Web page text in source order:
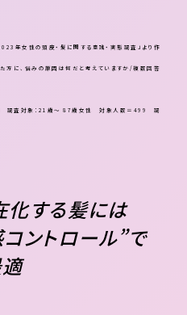
年女性の頭皮・髪に関する意識・実態調査」より作
方に、悩みの原因は何だと考えていますか/複数回答
) 調査対象：21歳～ 87歳女性 対象人数＝499 調
化する髪には
ントロール”で